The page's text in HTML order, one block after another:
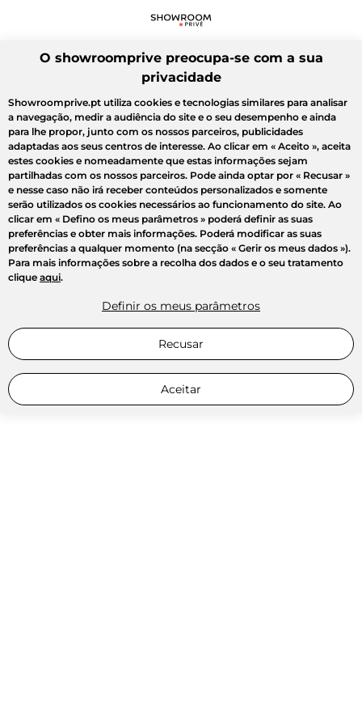
O showroomprive preocupa-se com a sua
privacidade
Showroomprive.pt utiliza cookies e tecnologias similares para analisar
a navegação, medir a audiência do site e o seu desempenho e ainda
para lhe propor, junto com os nossos parceiros, publicidades
adaptadas aos seus centros de interesse. Ao clicar em « Aceito », aceita
estes cookies e nomeadamente que estas informações sejam
partilhadas com os nossos parceiros. Pode ainda optar por « Recusar »
e nesse caso não irá receber conteúdos personalizados e somente
serão utilizados os cookies necessários ao funcionamento do site. Ao
clicar em « Defino os meus parâmetros » poderá definir as suas
preferências e obter mais informações. Poderá modificar as suas
preferências a qualquer momento (na secção « Gerir os meus dados »).
Para mais informações sobre a recolha dos dados e o seu tratamento
clique aqui.
Definir os meus parâmetros
Recusar
Aceitar